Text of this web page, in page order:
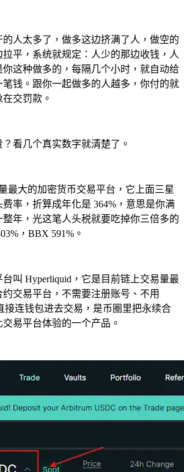
人太多了，做多这边挤满了人，做空的
平，系统就规定：人少的那边收钱，人
这种做多的，每隔几个小时，就自动给
钱。跟你一起做多的人越多，你付的就
交罚款。
看几个真实数字就清楚了。
最大的加密货币交易平台，它上面三星
率，折算成年化是 364%，意思是你满
年，光这笔人头税就要吃掉你三倍多的
，BBX 591%。
叫 Hyperliquid，它是目前链上交易量最
交易平台，不需要注册账号、不用
接连钱包进去交易，是币圈里把永续合
易平台体验的一个产品。